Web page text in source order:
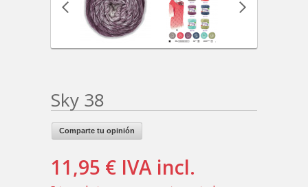
Sky 38
Comparte tu opinión
11,95 € IVA incl.